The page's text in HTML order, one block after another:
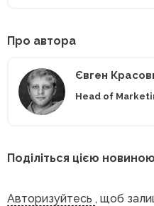
Про автора
Євген
Head of
Поділіться цією
Авторизуйтесь , щоб